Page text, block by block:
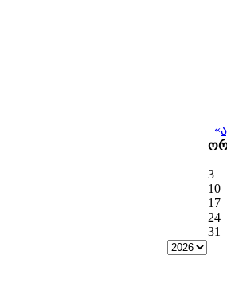
«
3
10
17
24
31